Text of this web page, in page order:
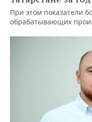
При этом показатели
обрабатывающих